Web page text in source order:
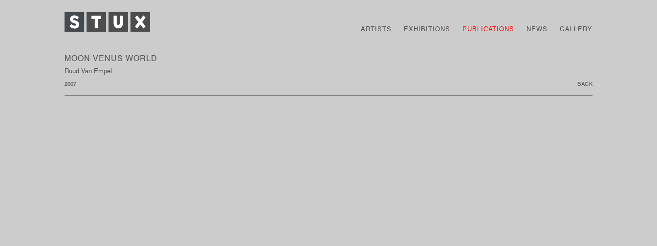
ARTISTS EXHIBITIONS PUBLICATIONS NEWS GALLERY
MOON VENUS WORLD
Ruud Van Empel
2007 BACK